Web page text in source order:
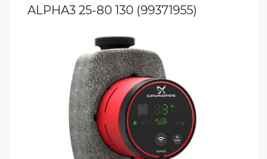
ALPHA3 25-80 130 (99371955)